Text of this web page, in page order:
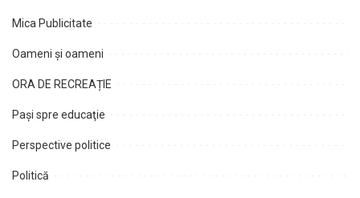
Mica Publicitate
Oameni şi oameni
ORA DE RECREAȚIE
Paşi spre educaţie
Perspective politice
Politică